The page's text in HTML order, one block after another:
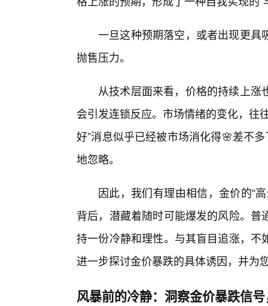
一旦这种预期落空，或者出现更具
抛售压力。
从技术层面来看，价格的持续上
会引发连锁反应。市场情绪的变化，往
好”消息似乎已经被市场消化得🌸差不
地忽略。
因此，我们有理由相信，金价的“
背后，潜藏着随时可能爆发的风险。
持一份冷静和理性。与其盲目追涨，
进一步探讨金价暴跌的具体诱因，并为
风暴前的冷静：洞察金价暴跌信